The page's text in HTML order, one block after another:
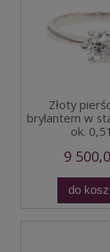
Złoty
brylantem w
ok.
9
do